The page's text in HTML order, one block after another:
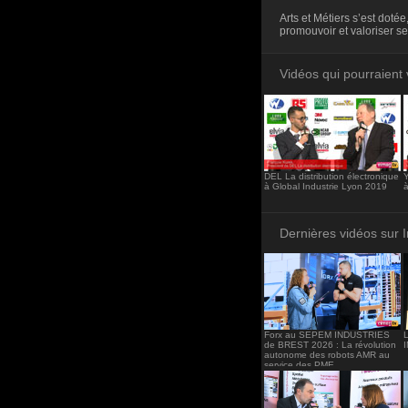
Arts et Métiers s’est
promouvoir et valoriser
Vidéos qui pourraient
DEL La distribution électronique
à Global Industrie Lyon 2019
Dernières vidéos sur
Forx au SEPEM INDUSTRIES
de BREST 2026 : La révolution
autonome des robots AMR au
service des PME